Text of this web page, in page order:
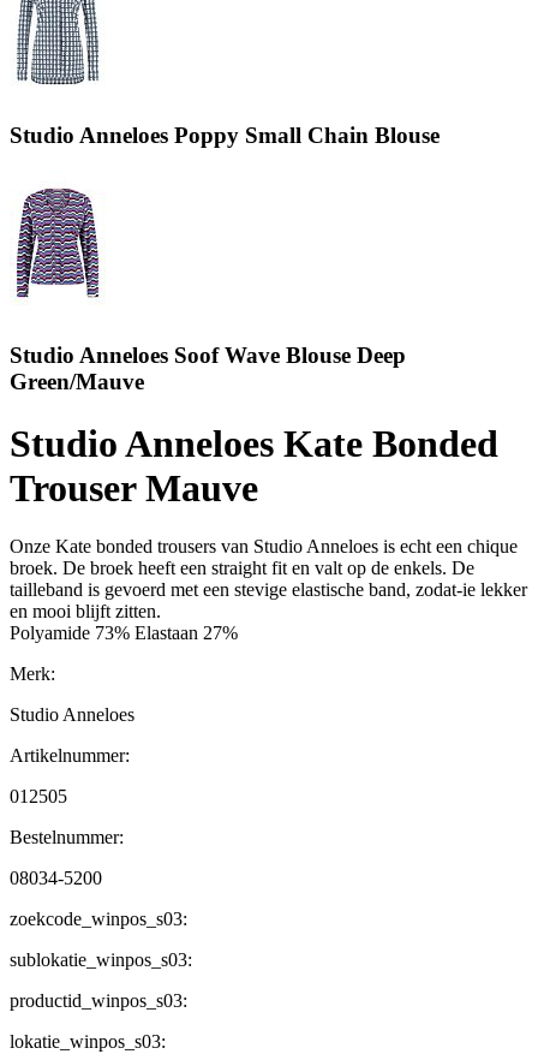
Studio Anneloes Poppy Small Chain Blouse
Studio Anneloes Soof Wave Blouse Deep
Green/Mauve
Studio Anneloes Kate Bonded
Trouser Mauve
Onze Kate bonded trousers van Studio Anneloes is echt een chique
broek. De broek heeft een straight fit en valt op de enkels. De
tailleband is gevoerd met een stevige elastische band, zodat-ie lekker
en mooi blijft zitten.
Polyamide 73% Elastaan 27%
Merk:
Studio Anneloes
Artikelnummer:
012505
Bestelnummer:
08034-5200
zoekcode_winpos_s03:
sublokatie_winpos_s03:
productid_winpos_s03:
lokatie_winpos_s03: